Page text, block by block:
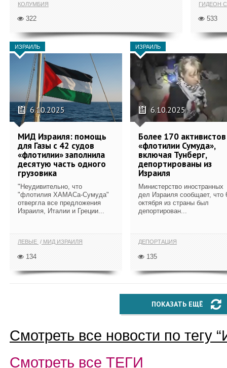
КОЛУМБИЯ
322
ГИДЕОН
533
ИЗРАИЛЬ
6.10.2025
МИД Израиля: помощь
для Газы с 42 судов
«флотилии» заполнила
десятую часть одного
грузовика
"Неудивительно, что
"флотилия ХАМАСа-Сумуда"
отвергла все предложения
Израиля, Италии и Греции...
ЛЕВЫЕ МИД ИЗРАИЛЯ
134
ИЗРАИЛЬ
6.10.2025
Более 170 активистов
«флотилии Сумуда»,
включая Тунберг,
депортированы из
Израиля
Министерство иностранных
дел Израиля сообщает, что
октября из страны был
депортирован...
ДЕПОРТАЦИЯ
135
ПОКАЗАТЬ ЕЩЁ
Смотреть все новости по тегу “
Смотреть все ТЕГИ